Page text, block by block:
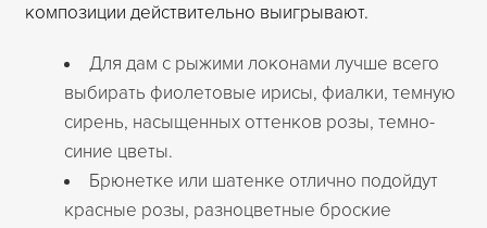
композиции действительно выигрывают.
Для дам с рыжими локонами лучше всего
выбирать фиолетовые ирисы, фиалки, темную
сирень, насыщенных оттенков розы, темно-
синие цветы.
Брюнетке или шатенке отлично подойдут
красные розы, разноцветные броские